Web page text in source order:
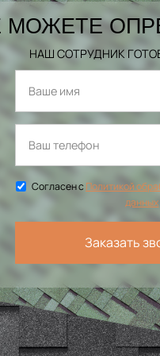
МОЖЕТЕ
НАШ СОТРУДНИК
Согласен сПолитикой
данных
Заказать